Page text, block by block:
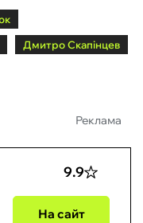
Дмитро Скапінцев
Реклама
9.9
На сайт